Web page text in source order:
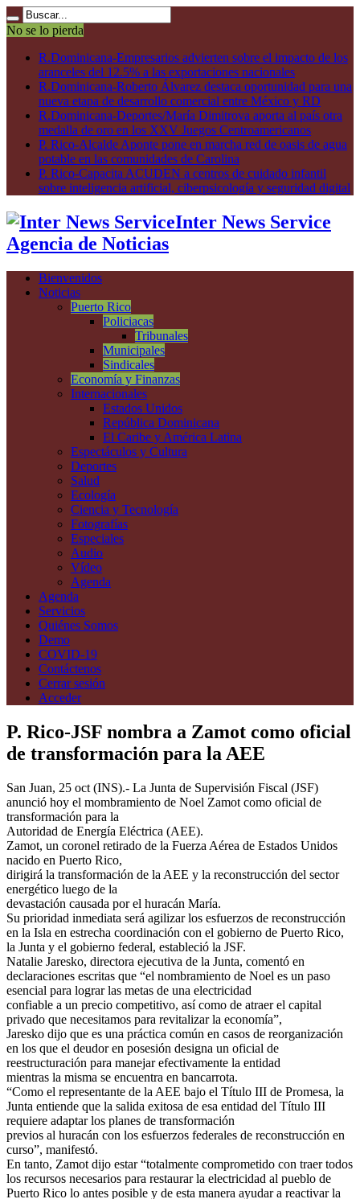
No se lo pierda
R.Dominicana-Empresarios advierten sobre el impacto de los
aranceles del 12.5% a las exportaciones nacionales
R.Dominicana-Roberto Álvarez destaca oportunidad para una
nueva etapa de desarrollo comercial entre México y RD
R.Dominicana-Deportes/María Dimitrova aporta al país otra
medalla de oro en los XXV Juegos Centroamericanos
P. Rico-Alcalde Aponte pone en marcha red de oasis de agua
potable en las comunidades de Carolina
P. Rico-Capacita ACUDEN a centros de cuidado infantil
sobre inteligencia artificial, ciberpsicología y seguridad digital
Inter News Service
Agencia de Noticias
Bienvenidos
Noticias
Puerto Rico
Policiacas
Tribunales
Municipales
Sindicales
Economía y Finanzas
Internacionales
Estados Unidos
República Dominicana
El Caribe y América Latina
Espectáculos y Cultura
Deportes
Salud
Ecología
Ciencia y Tecnología
Fotografías
Especiales
Audio
Vídeo
Agenda
Agenda
Servicios
Quiénes Somos
Demo
COVID-19
Contáctenos
Cerrar sesión
Acceder
P. Rico-JSF nombra a Zamot como oficial
de transformación para la AEE
San Juan, 25 oct (INS).- La Junta de Supervisión Fiscal (JSF)
anunció hoy el mombramiento de Noel Zamot como oficial de
transformación para la
Autoridad de Energía Eléctrica (AEE).
Zamot, un coronel retirado de la Fuerza Aérea de Estados Unidos
nacido en Puerto Rico,
dirigirá la transformación de la AEE y la reconstrucción del sector
energético luego de la
devastación causada por el huracán María.
Su prioridad inmediata será agilizar los esfuerzos de reconstrucción
en la Isla en estrecha coordinación con el gobierno de Puerto Rico,
la Junta y el gobierno federal, estableció la JSF.
Natalie Jaresko, directora ejecutiva de la Junta, comentó en
declaraciones escritas que “el nombramiento de Noel es un paso
esencial para lograr las metas de una electricidad
confiable a un precio competitivo, así como de atraer el capital
privado que necesitamos para revitalizar la economía”,
Jaresko dijo que es una práctica común en casos de reorganización
en los que el deudor en posesión designa un oficial de
reestructuración para manejar efectivamente la entidad
mientras la misma se encuentra en bancarrota.
“Como el representante de la AEE bajo el Título III de Promesa, la
Junta entiende que la salida exitosa de esa entidad del Título III
requiere adaptar los planes de transformación
previos al huracán con los esfuerzos federales de reconstrucción en
curso”, manifestó.
En tanto, Zamot dijo estar “totalmente comprometido con traer todos
los recursos necesarios para restaurar la electricidad al pueblo de
Puerto Rico lo antes posible y de esta manera ayudar a reactivar la